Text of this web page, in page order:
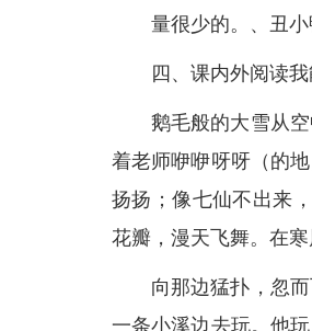
量很少的。、丑
四、课内外阅读
鹅毛般的大雪从
着老师咿咿呀呀（的
扬扬；像七仙不出来
花瓣，漫天飞舞。在
向那边猛扑，忽
一条小溪边去玩。他